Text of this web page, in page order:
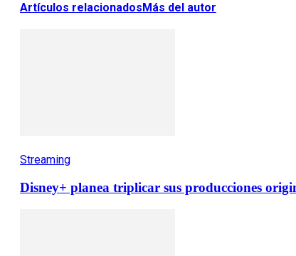
Artículos relacionadosMás del autor
Streaming
Disney+ planea triplicar sus producciones